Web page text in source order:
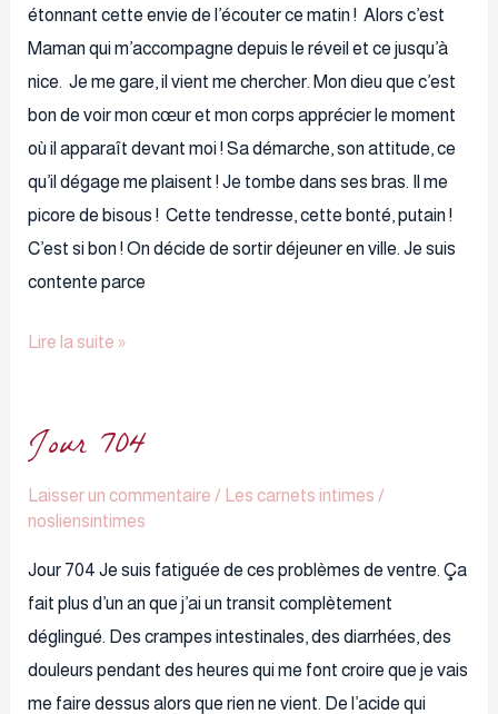
étonnant cette envie de l’écouter ce matin ! Alors c’est
Maman qui m’accompagne depuis le réveil et ce jusqu’à
nice. Je me gare, il vient me chercher. Mon dieu que c’est
bon de voir mon cœur et mon corps apprécier le moment
où il apparaît devant moi ! Sa démarche, son attitude, ce
qu’il dégage me plaisent ! Je tombe dans ses bras. Il me
picore de bisous ! Cette tendresse, cette bonté, putain !
C’est si bon ! On décide de sortir déjeuner en ville. Je suis
contente parce
Lire la suite »
Jour 704
Laisser un commentaire / Les carnets intimes /
nosliensintimes
Jour 704 Je suis fatiguée de ces problèmes de ventre. Ça
fait plus d’un an que j’ai un transit complètement
déglingué. Des crampes intestinales, des diarrhées, des
douleurs pendant des heures qui me font croire que je vais
me faire dessus alors que rien ne vient. De l’acide qui
Jour